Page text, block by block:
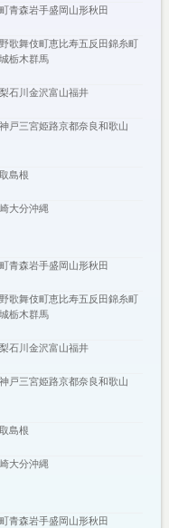
青森岩手盛岡山形秋田
歌舞伎町恵比寿五反田錦糸町
栃木群馬
石川金沢富山福井
神戸三宮姫路京都奈良和歌山
島根
大分沖縄
青森岩手盛岡山形秋田
歌舞伎町恵比寿五反田錦糸町
栃木群馬
石川金沢富山福井
神戸三宮姫路京都奈良和歌山
島根
大分沖縄
青森岩手盛岡山形秋田